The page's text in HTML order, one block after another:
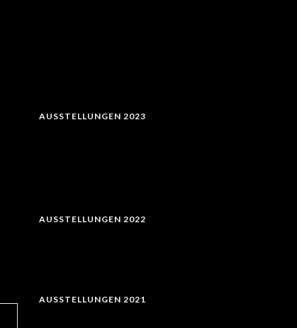
AUSSTELLUNGEN 2023
AUSSTELLUNGEN 2022
AUSSTELLUNGEN 2021